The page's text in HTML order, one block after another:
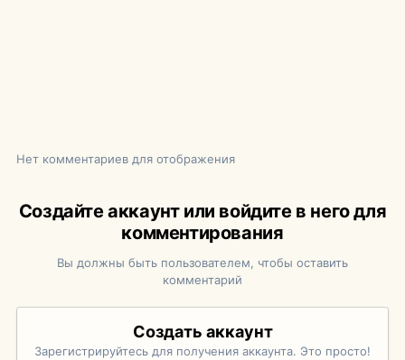
Нет комментариев для отображения
Создайте аккаунт или войдите в него для
комментирования
Вы должны быть пользователем, чтобы оставить
комментарий
Создать аккаунт
Зарегистрируйтесь для получения аккаунта. Это просто!